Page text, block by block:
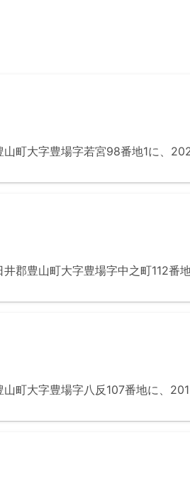
町大字豊場字若宮98番地1に、
郡豊山町大字豊場字中之町112番
町大字豊場字八反107番地に、